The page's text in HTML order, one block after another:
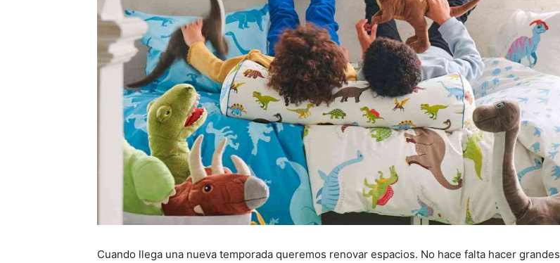
Cuando llega una nueva temporada queremos renovar espacios. No hace falta hacer grandes